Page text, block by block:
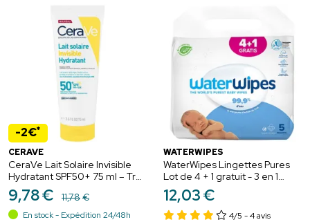
-2€*
CERAVE
CeraVe Lait Solaire Invisible
Hydratant SPF50+ 75 ml – Très
haute protection visage et
corps
9,78€ 11,78€
En stock - Expédition 24/48h
WATERWIPES
WaterWipes Lingettes Pures
Lot de 4 + 1 gratuit - 3 en 1
Nettoie, prend soin et protége
12,03€
4/5 - 4 avis